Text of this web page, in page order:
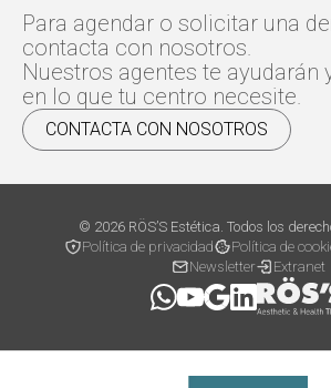
Para agendar o solicitar una
contacta con nosotros.
Nuestros agentes te ayudarán
en lo que tu centro necesite.
CONTACTA CON NOSOTROS
© 2026 RÖS’S Estética. Todos los
Política de privacidad
Política de
Newsletter
Extranet